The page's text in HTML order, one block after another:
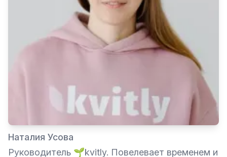
Наталия Усова
Руководитель 🌱kvitly. Повелевает временем и